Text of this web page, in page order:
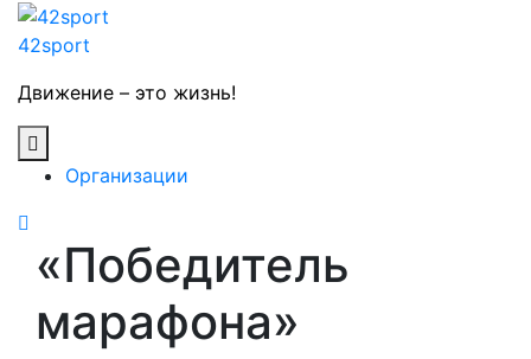
Skip
42sport
Движение – это жизнь!
Button
Организации
Button
«Победитель
марафона»